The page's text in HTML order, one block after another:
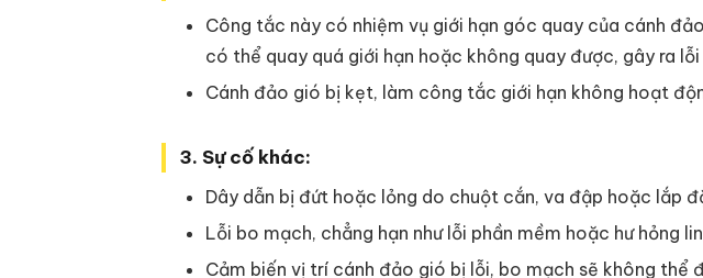
Công tắc này có nhiệm vụ giới hạn góc quay của cánh
có thể quay quá giới hạn hoặc không quay được, gây ra lỗi
Cánh đảo gió bị kẹt, làm công tắc giới hạn không hoạt
3. Sự cố khác:
Dây dẫn bị đứt hoặc lỏng do chuột cắn, va đập hoặc lắp
Lỗi bo mạch, chẳng hạn như lỗi phần mềm hoặc hư hỏng
Cảm biến vị trí cánh đảo gió bị lỗi, bo mạch sẽ không thể